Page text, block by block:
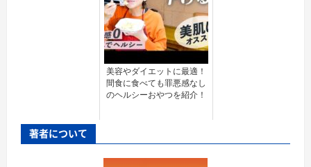
美容やダイエットに最適！
間食に食べても罪悪感なし
のヘルシーおやつを紹介！
著者について